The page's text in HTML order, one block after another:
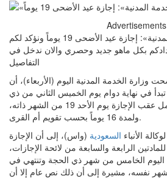
Advertisements
شكرا لقرائتكم «الخدمة المدنية»: إجازة عيد الأضحى 19 يوماً ونؤكد لكم
بكل ماهو جديد وحصري والان ندخل في
التفاصيل
الخدمة المدنية اليوم (الأربعاء)، أن
في نهاية دوام يوم الخميس الثاني من ذي
الحجة المقبل، ويستأنف العمل عقب الإجازة يوم الأحد 19 من الشهر ذاته،
ولمدة 16 يوماً بحسب تقويم أم القرى.
الأنباء السعودية (واس)، إلى أن الإجازة
الرابعة والسابعة من لائحة الإجازات،
اليوم الخامس من شهر ذي الحجة وتنتهي في
الـ15 من الشهر نفسه، مشيرة إلى أن ذلك نص عام إلا أن